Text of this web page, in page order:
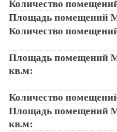
Количество
Площадь помещений
Количество
Площадь помещений
кв.м:
Количество
Площадь помещений
кв.м: